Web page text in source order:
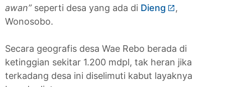
awan”seperti desa yang ada di Dieng
,
Wonosobo.
Secara geografis desa Wae Rebo berada di
ketinggian sekitar 1.200 mdpl, tak heran jika
terkadang desa ini diselimuti kabut layaknya